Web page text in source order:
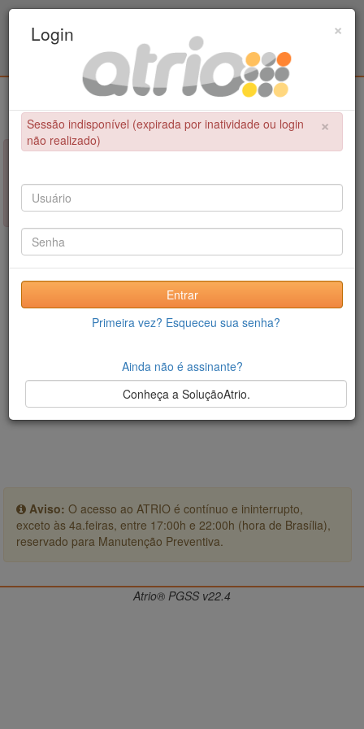
Civil / UPE
×
NÃO FOI POSSÍVEL CONCLUIR A OPERAÇÃO
Sessão indisponível (expirada por inatividade ou login não
realizado)
Aviso: O acesso ao ATRIO é contínuo e ininterrupto,
exceto às 4a.feiras, entre 17:00h e 22:00h (hora de Brasília),
reservado para Manutenção Preventiva.
×
Login
×
Sessão indisponível (expirada por inatividade ou login
não realizado)
Entrar
Primeira vez? Esqueceu sua senha?
Ainda não é assinante?
Conheça a SoluçãoAtrio.
Atrio® PGSS v22.4